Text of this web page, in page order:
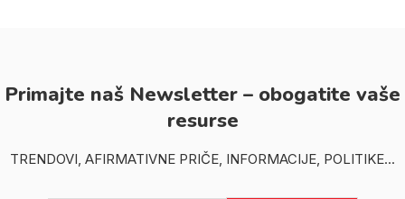
Primajte naš Newsletter – obogatite vaše
resurse
TRENDOVI, AFIRMATIVNE PRIČE, INFORMACIJE, POLITIKE...